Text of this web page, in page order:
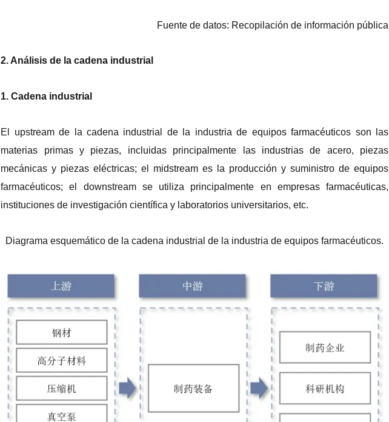
Fuente de datos: Recopilación de información pública
2. Análisis de la cadena industrial
1. Cadena industrial
El upstream de la cadena industrial de la industria de equipos farmacéuticos son las
materias primas y piezas, incluidas principalmente las industrias de acero, piezas
mecánicas y piezas eléctricas; el midstream es la producción y suministro de equipos
farmacéuticos; el downstream se utiliza principalmente en empresas farmacéuticas,
instituciones de investigación científica y laboratorios universitarios, etc.
Diagrama esquemático de la cadena industrial de la industria de equipos farmacéuticos.